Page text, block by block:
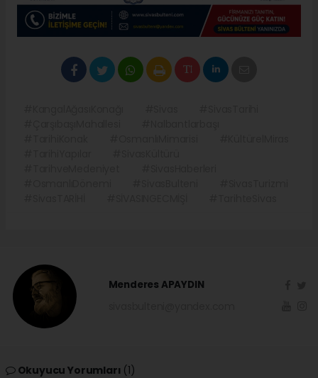
Menderes APAYDIN
Okuyucu Yorumları (1)